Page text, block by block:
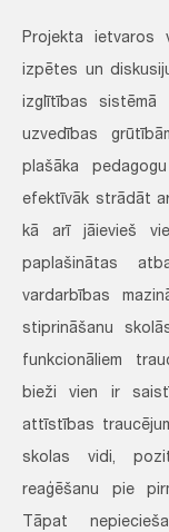
Projekta ietvaros
izpētes un
izglītības sistēmā
uzvedības
plašāka
efektīvāk strādāt
kā arī jāievieš
paplašinātas
vardarbības
stiprināšanu
funkcionāliem
bieži vien ir
attīstības
skolas vidi,
reaģēšanu pie
Tāpat